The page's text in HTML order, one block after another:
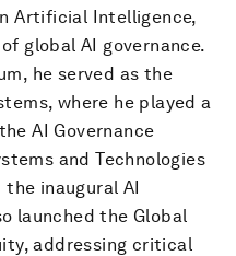
Artificial Intelligence,
global AI governance.
he served as the
where he played a
AI Governance
and Technologies
inaugural AI
launched the Global
addressing critical